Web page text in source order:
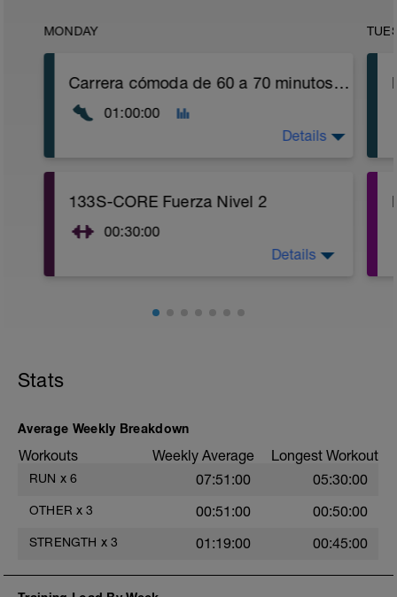
MONDAY
Carrera cómoda de 60 a 70 minutos. Opcional: Entrenamiento cruzado suave: bicicleta, natación o senderismo con desnivel de 75 a 90 minutos.
01:00:00
puedas mantener sin esfuerzo.
Details
133S-CORE Fuerza Nivel 2
00:30:00
2. Elevación de piernas con apoyo de
3. Plancha frontal con una pierna
Details
Stats
Average Weekly Breakdown
Workouts Weekly Average Longest Workout
RUN x 6 07:51:00 05:30:00
OTHER x 3 00:51:00 00:50:00
STRENGTH x 3 01:19:00 00:45:00